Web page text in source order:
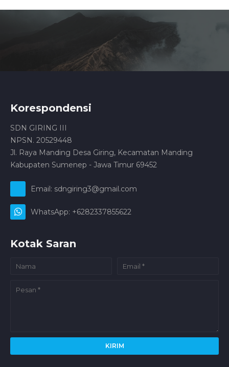
Korespondensi
SDN GIRING III
NPSN. 20529448
Jl. Raya Manding Desa Giring, Kecamatan Manding
Kabupaten Sumenep - Jawa Timur 69452
Email: sdngiring3@gmail.com
WhatsApp: +6282337855622
Kotak Saran